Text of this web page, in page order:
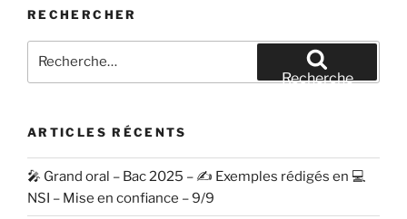
RECHERCHER
pour
Recherche
ARTICLES RÉCENTS
🎤 Grand oral – Bac 2025 – ✍️ Exemples rédigés en 💻
NSI – Mise en confiance – 9/9